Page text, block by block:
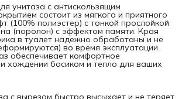
унитаза с антискользящим
состоит из мягкого и приятного
(100% полиэстер) с тонкой прослойкой
(поролон) с эффектом памяти. Края
в туалет надежно обработаны и не
во время эксплуатации.
обеспечивает комфортное
хождении босиком и тепло для ваших
с вырезом быстро высыхает и не теряет